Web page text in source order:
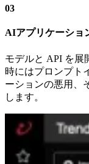
03
AIアプリケーショ
モデルと API を展
時にはプロンプト
ーションの悪用、
します。